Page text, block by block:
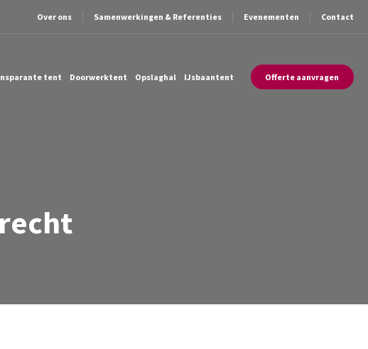
Over ons Samenwerkingen & Referenties Evenementen Contact
tent Doorwerktent Opslaghal IJsbaantent Offerte aanvragen